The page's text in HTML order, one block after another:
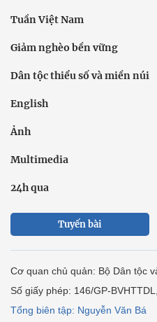
Tuần Việt Nam
Giảm nghèo bền vững
Dân tộc thiểu số và miền núi
English
Ảnh
Multimedia
24h qua
Tuyến bài
Cơ quan chủ quản: Bộ Dân tộc
Số giấy phép: 146/GP-
Tổng biên tập: Nguyễn Văn Bá